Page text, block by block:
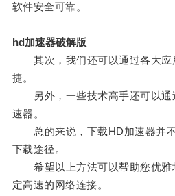
软件安全可靠。
hd加速器破解版
其次，我们还可以通过各大应
捷。
另外，一些技术高手还可以通
速器。
总的来说，下载HD加速器并不
下载途径。
希望以上方法可以帮助您优雅
定高速的网络连接。